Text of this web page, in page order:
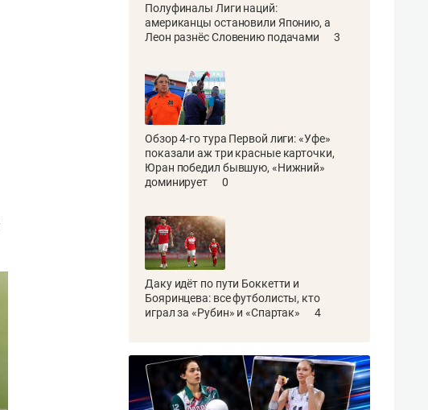
Полуфиналы Лиги наций:
американцы остановили Японию, а
Леон разнёс Словению подачами
3
Обзор 4-го тура Первой лиги: «Уфе»
показали аж три красные карточки,
Юран победил бывшую, «Нижний»
доминирует
0
Даку идёт по пути Боккетти и
Бояринцева: все футболисты, кто
играл за «Рубин» и «Спартак»
4